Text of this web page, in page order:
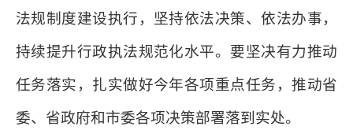
法规制度建设执行，坚持依法决策、依法办事，
持续提升行政执法规范化水平。要坚决有力推动
任务落实，扎实做好今年各项重点任务，推动省
委、省政府和市委各项决策部署落到实处。